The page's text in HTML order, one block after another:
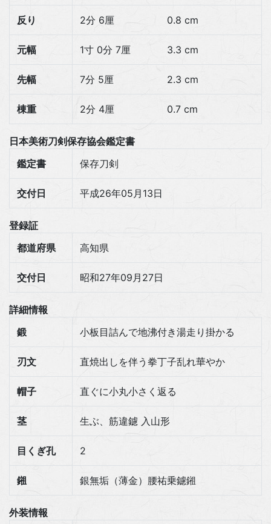
反り 2分 6厘 0.8 cm
元幅 1寸 0分 7厘 3.3 cm
先幅 7分 5厘 2.3 cm
棟重 2分 4厘 0.7 cm
日本美術刀剣保存協会鑑定書
鑑定書
保存刀剣
交付日 平成26年05月13日
登録証
都道府県
高知県
交付日 昭和27年09月27日
詳細情報
鍛
小板目詰んで地沸付き湯走り掛かる
刃文 直焼出しを伴う拳丁子乱れ華やか
帽子 直ぐに小丸小さく返る
茎 生ぶ、筋違鑢 入山形
目くぎ孔 2
鎺 銀無垢（薄金）腰祐乗鑢鎺
外装情報